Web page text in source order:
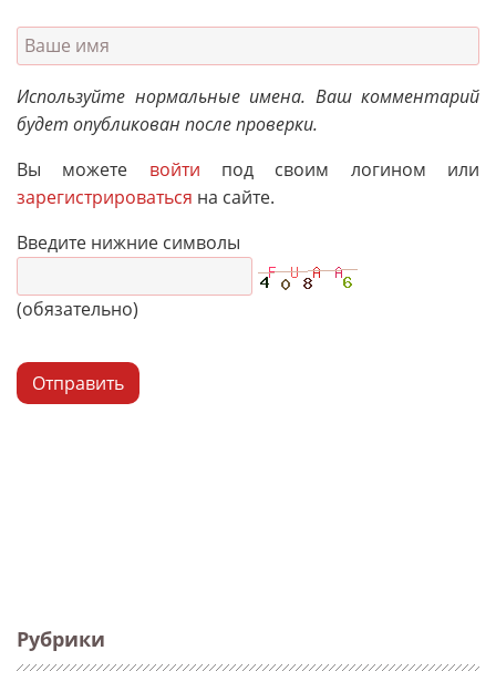
Рубрики
Используйте нормальные имена. Ваш комментарий
будет опубликован после проверки.
Вы можете войти под своим логином или
зарегистрироваться на сайте.
Введите нижние символы
(обязательно)
Отправить